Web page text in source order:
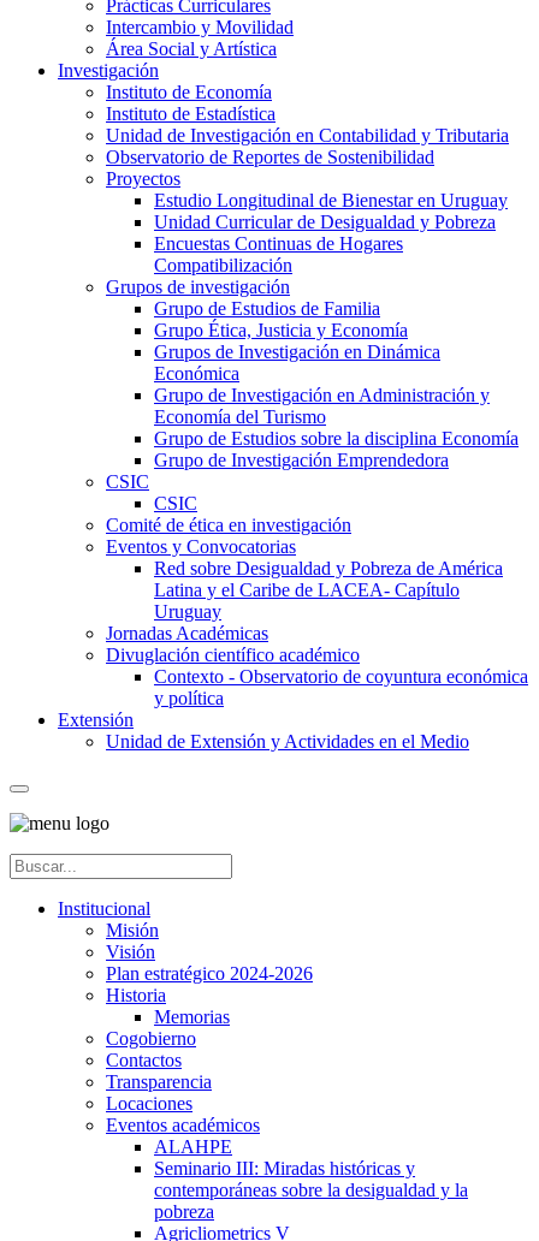
Prácticas Curriculares
Intercambio y Movilidad
Área Social y Artística
Investigación
Instituto de Economía
Instituto de Estadística
Unidad de Investigación en Contabilidad y Tributaria
Observatorio de Reportes de Sostenibilidad
Proyectos
Estudio Longitudinal de Bienestar en Uruguay
Unidad Curricular de Desigualdad y Pobreza
Encuestas Continuas de Hogares
Compatibilización
Grupos de investigación
Grupo de Estudios de Familia
Grupo Ética, Justicia y Economía
Grupos de Investigación en Dinámica
Económica
Grupo de Investigación en Administración y
Economía del Turismo
Grupo de Estudios sobre la disciplina Economía
Grupo de Investigación Emprendedora
CSIC
CSIC
Comité de ética en investigación
Eventos y Convocatorias
Red sobre Desigualdad y Pobreza de América
Latina y el Caribe de LACEA- Capítulo
Uruguay
Jornadas Académicas
Divuglación científico académico
Contexto - Observatorio de coyuntura económica
y política
Extensión
Unidad de Extensión y Actividades en el Medio
Institucional
Misión
Visión
Plan estratégico 2024-2026
Historia
Memorias
Cogobierno
Contactos
Transparencia
Locaciones
Eventos académicos
ALAHPE
Seminario III: Miradas históricas y
contemporáneas sobre la desigualdad y la
pobreza
Agricliometrics V